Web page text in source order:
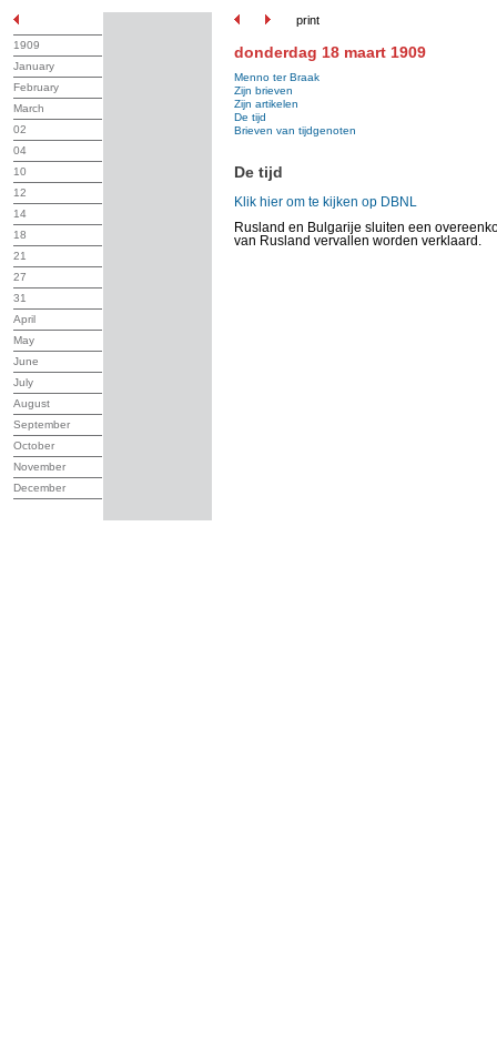
print
1909
January
February
March
02
04
10
12
14
18
21
27
31
April
May
June
July
August
September
October
November
December
donderdag 18 maart 1909
Menno ter Braak
Zijn brieven
Zijn artikelen
De tijd
Brieven van tijdgenoten
De tijd
Klik hier om te kijken op DBNL
Rusland en Bulgarije sluiten een
van Rusland vervallen worden verklaard.